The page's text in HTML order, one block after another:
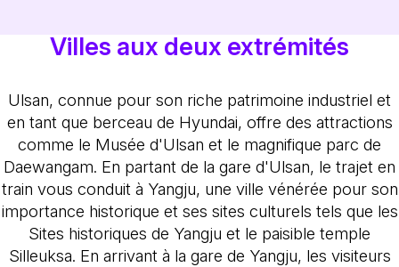
Villes aux deux extrémités
Ulsan, connue pour son riche patrimoine industriel et
en tant que berceau de Hyundai, offre des attractions
comme le Musée d'Ulsan et le magnifique parc de
Daewangam. En partant de la gare d'Ulsan, le trajet en
train vous conduit à Yangju, une ville vénérée pour son
importance historique et ses sites culturels tels que les
Sites historiques de Yangju et le paisible temple
Silleuksa. En arrivant à la gare de Yangju, les visiteurs